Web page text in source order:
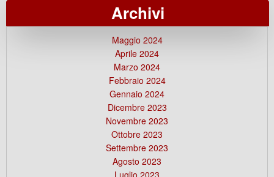
Archivi
Maggio 2024
Aprile 2024
Marzo 2024
Febbraio 2024
Gennaio 2024
Dicembre 2023
Novembre 2023
Ottobre 2023
Settembre 2023
Agosto 2023
Luglio 2023